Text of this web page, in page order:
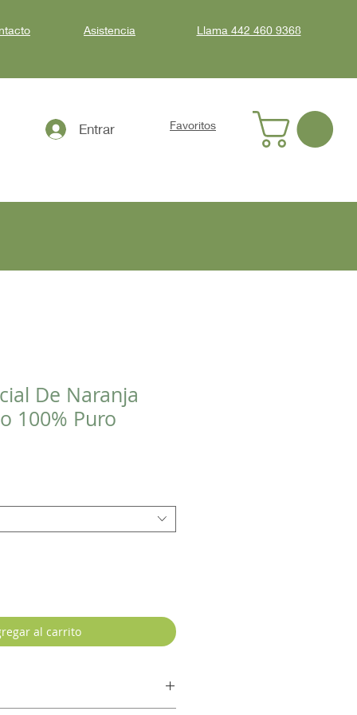
Asistencia Llama 442 460 9368
Entrar Favoritos
De Naranja
100% Puro
al carrito